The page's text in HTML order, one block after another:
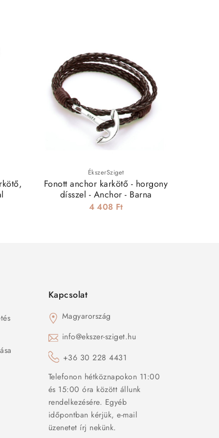
ÉkszerSziget
Fonott anchor karkötő - horgony
dísszel - Anchor - Barna
4 408 Ft
Kapcsolat
Magyarország
info@ekszer-sziget.hu
+36 30 228 4431
Telefonon hétköznapokon 11:00
és 15:00 óra között állunk
rendelkezésére. Egyéb
időpontban kérjük, e-mail
üzenetet írj nekünk.